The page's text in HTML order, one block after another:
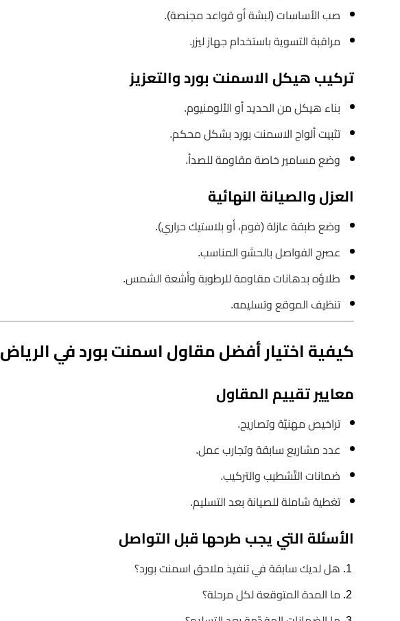
صب الأساسات (لبشة أو قواعد مجنصة).
مراقبة التسوية باستخدام جهاز ليزر.
تركيب هيكل الاسمنت بورد والتعزيز
بناء هيكل من الحديد أو الألومنيوم.
تثبيت ألواح الاسمنت بورد بشكل محكم.
وضع مسامير خاصة مقاومة للصدأ.
العزل والصيانة النهائية
وضع طبقة عازلة (فوم، أو بلاستيك حراري).
عصرج الفواصل بالحشو المناسب.
طلاؤه بدهانات مقاومة للرطوبة وأشعة الشمس.
تنظيف الموقع وتسليمه.
كيفية اختيار أفضل مقاول اسمنت بورد في الرياض
معايير تقييم المقاول
تراخيص مهنيّة وتصاريح.
عدد مشاريع سابقة وتجارب عمل.
ضمانات التّشطيب والتركيب.
تغطية شاملة للصيانة بعد التسليم.
الأسئلة التي يجب طرحها قبل التواصل
هل لديك سابقة في تنفيذ ملاحق اسمنت بورد؟
ما المدة المتوقعة لكل مرحلة؟